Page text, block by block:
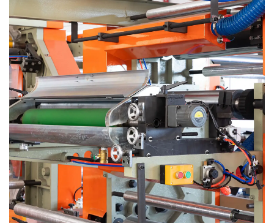
Სიახლეები
Კონტაქტი
Ხშირად დასმული კითხვები